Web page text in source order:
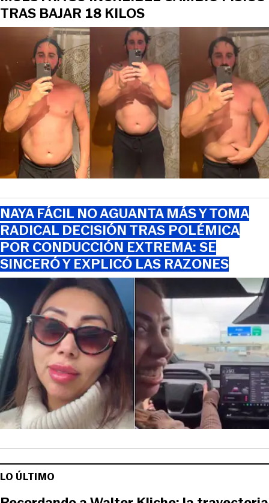
TRAS BAJAR 18 KILOS
NAYA FÁCIL NO AGUANTA MÁS Y TOMA
RADICAL DECISIÓN TRAS POLÉMICA
POR CONDUCCIÓN EXTREMA: SE
SINCERÓ Y EXPLICÓ LAS RAZONES
LO ÚLTIMO